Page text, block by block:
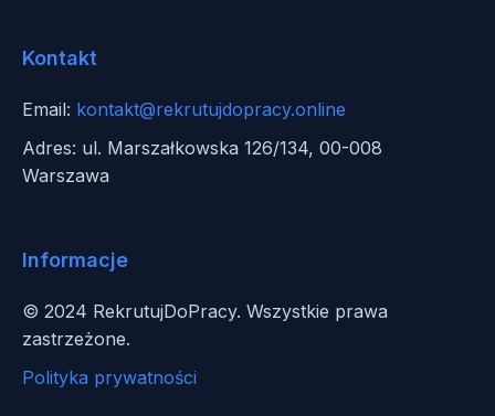
Kontakt
Email: kontakt@rekrutujdopracy.online
Adres: ul. Marszałkowska 126/134, 00-008
Warszawa
Informacje
© 2024 RekrutujDoPracy. Wszystkie prawa
zastrzeżone.
Polityka prywatności